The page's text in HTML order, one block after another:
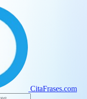
CitaFrases.com